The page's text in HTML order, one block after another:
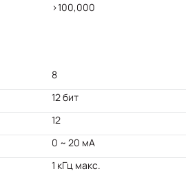
>100,000
8
12 бит
12
0 ~ 20 мА
1 кГц макс.